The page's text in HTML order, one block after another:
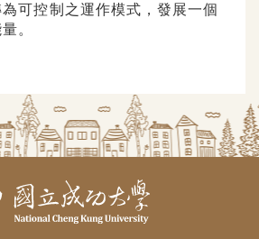
可控制之運作模式，發展一個
。